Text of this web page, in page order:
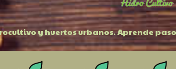
y huertos urbanos. Aprende